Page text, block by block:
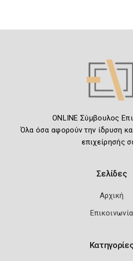
ONLINE Σύμβουλος
Όλα όσα αφορούν την ίδρυση
επιχείρησής
Σελίδες
Αρχική
Επικοινωνία